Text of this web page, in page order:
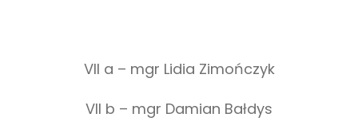
VII a – mgr Lidia Zimończyk
VII b – mgr Damian Bałdys